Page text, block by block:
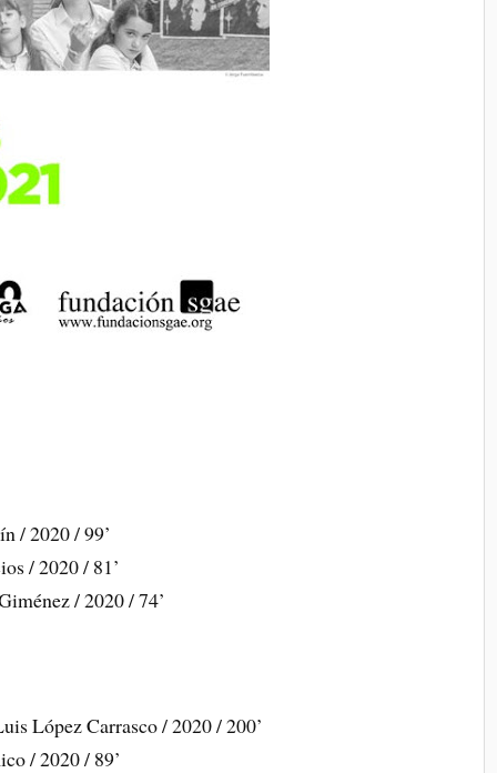
/ 2020 / 99’
/ 2020 / 81’
/ 2020 / 74’
López Carrasco / 2020 / 200’
/ 2020 / 89’